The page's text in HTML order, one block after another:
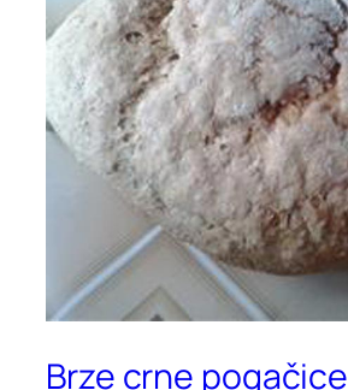
Brze crne pogačice